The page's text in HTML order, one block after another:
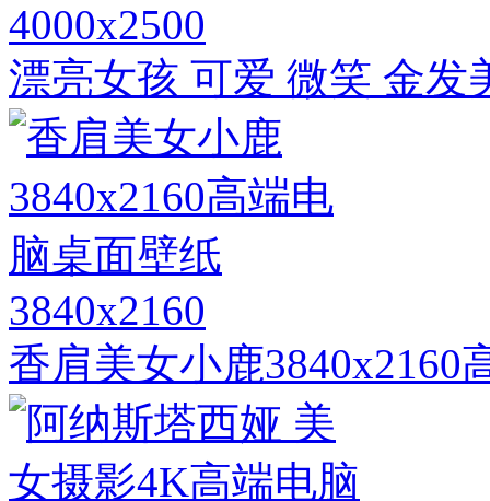
4000x2500
漂亮女孩 可爱 微笑 金发
3840x2160
香肩美女小鹿3840x2160